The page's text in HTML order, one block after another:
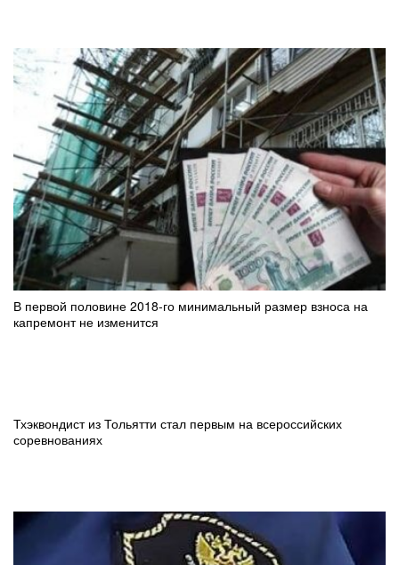
В первой половине 2018-го минимальный размер взноса на
капремонт не изменится
Тхэквондист из Тольятти стал первым на всероссийских
соревнованиях